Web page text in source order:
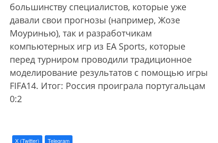
большинству специалистов, которые уже
давали свои прогнозы (например, Жозе
Моуринью), так и разработчикам
компьютерных игр из EA Sports, которые
перед турниром проводили традиционное
моделирование результатов с помощью игры
FIFA14. Итог: Россия проиграла португальцам
0:2
X (Twitter) Telegram